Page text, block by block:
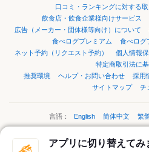
アプリに切り替えてみ
口コミ・ランキングに対する
飲食店・飲食企業様向けサービス
広告（メーカー・団体様等向け）について
食べログプレミアム
食べログ
ネット予約（リクエスト予約）
個人情報
特定商取引法に
推奨環境
ヘルプ・お問い合わせ 採用
サイトマップ
チ
言語： English 简体中文 繁